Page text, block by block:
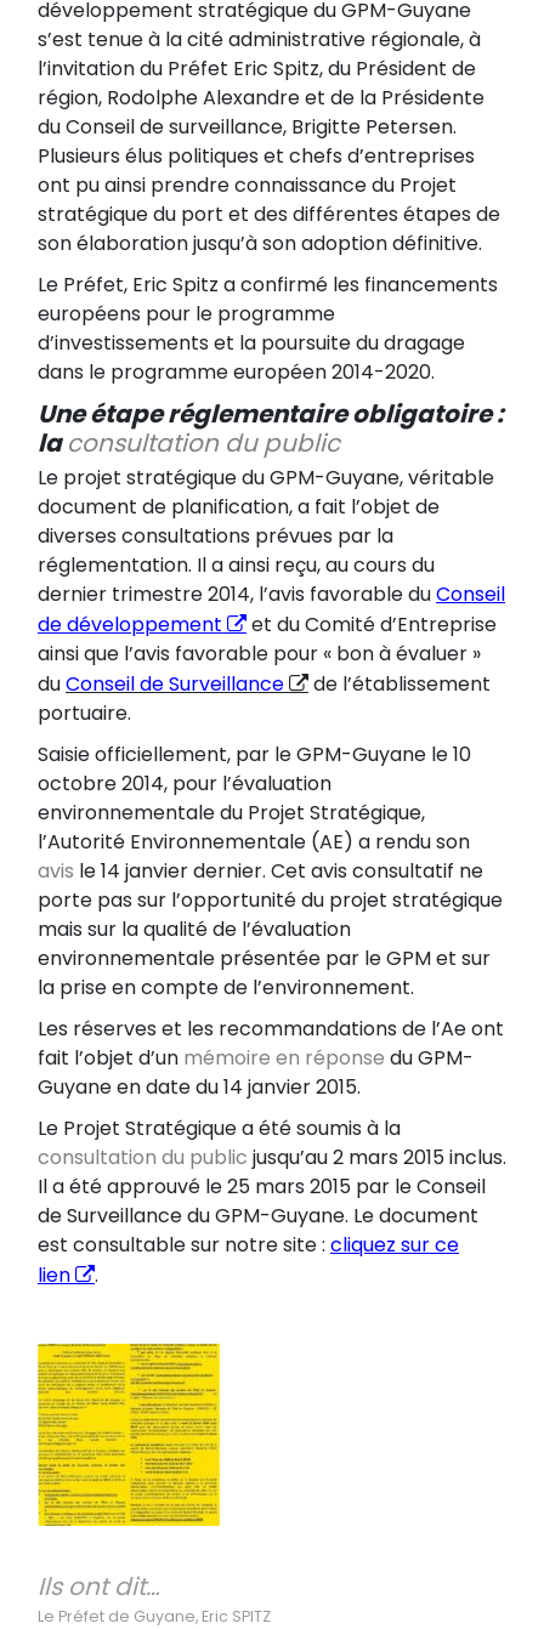
développement stratégique du GPM-Guyane
s’est tenue à la cité administrative régionale, à
l’invitation du Préfet Eric Spitz, du Président de
région, Rodolphe Alexandre et de la Présidente
du Conseil de surveillance, Brigitte Petersen.
Plusieurs élus politiques et chefs d’entreprises
ont pu ainsi prendre connaissance du Projet
stratégique du port et des différentes étapes de
son élaboration jusqu’à son adoption définitive.
Le Préfet, Eric Spitz a confirmé les financements
européens pour le programme
d’investissements et la poursuite du dragage
dans le programme européen 2014-2020.
Une étape réglementaire obligatoire :
laconsultation du public
Le projet stratégique du GPM-Guyane, véritable
document de planification, a fait l’objet de
diverses consultations prévues par la
réglementation. Il a ainsi reçu, au cours du
dernier trimestre 2014, l’avis favorable duConseil
de développement
et du Comité d’Entreprise
ainsi que l’avis favorable pour « bon à évaluer »
duConseil de Surveillance
de l’établissement
portuaire.
Saisie officiellement, par le GPM-Guyane le 10
octobre 2014, pour l’évaluation
environnementale du Projet Stratégique,
l’Autorité Environnementale (AE) a rendu son
avis le 14 janvier dernier. Cet avis consultatif ne
porte pas sur l’opportunité du projet stratégique
mais sur la qualité de l’évaluation
environnementale présentée par le GPM et sur
la prise en compte de l’environnement.
Les réserves et les recommandations de l’Ae ont
fait l’objet d’un mémoire en réponse du GPM-
Guyane en date du 14 janvier 2015.
Le Projet Stratégique a été soumis à la
consultation du public jusqu’au 2 mars 2015 inclus.
Il a été approuvé le 25 mars 2015 par le Conseil
de Surveillance du GPM-Guyane. Le document
est consultable sur notre site : cliquez sur ce
lien
.
Ils ont dit…
Le Préfet de Guyane, Eric SPITZ